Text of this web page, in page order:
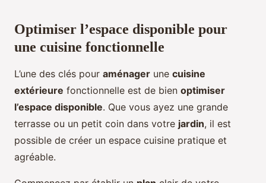
Optimiser l’espace disponible pour
une cuisine fonctionnelle
L’une des clés pour aménager une cuisine
extérieure fonctionnelle est de bien optimiser
l’espace disponible. Que vous ayez une grande
terrasse ou un petit coin dans votre jardin, il est
possible de créer un espace cuisine pratique et
agréable.